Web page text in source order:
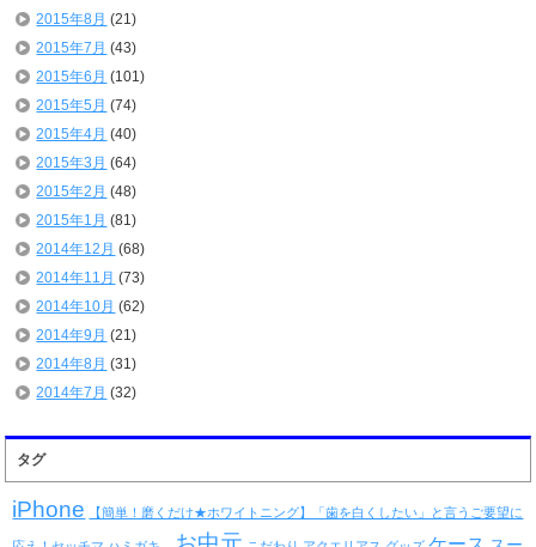
2015年8月 (21)
2015年7月 (43)
2015年6月 (101)
2015年5月 (74)
2015年4月 (40)
2015年3月 (64)
2015年2月 (48)
2015年1月 (81)
2014年12月 (68)
2014年11月 (73)
2014年10月 (62)
2014年9月 (21)
2014年8月 (31)
2014年7月 (32)
タグ
iPhone 【簡単！磨くだけ★ホワイトニング】「歯を白くしたい」と言うご要望に